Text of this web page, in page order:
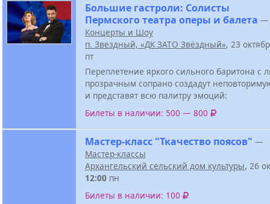
Большие гастроли: Солисты
Пермского театра оперы и балета —
Концерты и Шоу
п. Звездный, «ДК ЗАТО Звёздный», 23
пт
Переплетение яркого сильного баритона с
прозрачным сопрано создадут
и представят всю палитру эмоций:
Билеты в наличии: 500 — 800
Мастер-класс "Ткачество поясов" —
Мастер-классы
Архангельский сельский дом культуры, 26
12:00 пн
Билеты в наличии: 100